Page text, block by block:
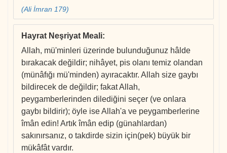
(Ali İmran 179)
Hayrat Neşriyat Meali:
Allah, mü'minleri üzerinde bulunduğunuz hâlde
bırakacak değildir; nihâyet, pis olanı temiz olandan
(münâfığı mü'minden) ayıracaktır. Allah size gaybı
bildirecek de değildir; fakat Allah,
peygamberlerinden dilediğini seçer (ve onlara
gaybı bildirir); öyle ise Allah'a ve peygamberlerine
îmân edin! Artık îmân edip (günahlardan)
sakınırsanız, o takdirde sizin için(pek) büyük bir
mükâfât vardır.